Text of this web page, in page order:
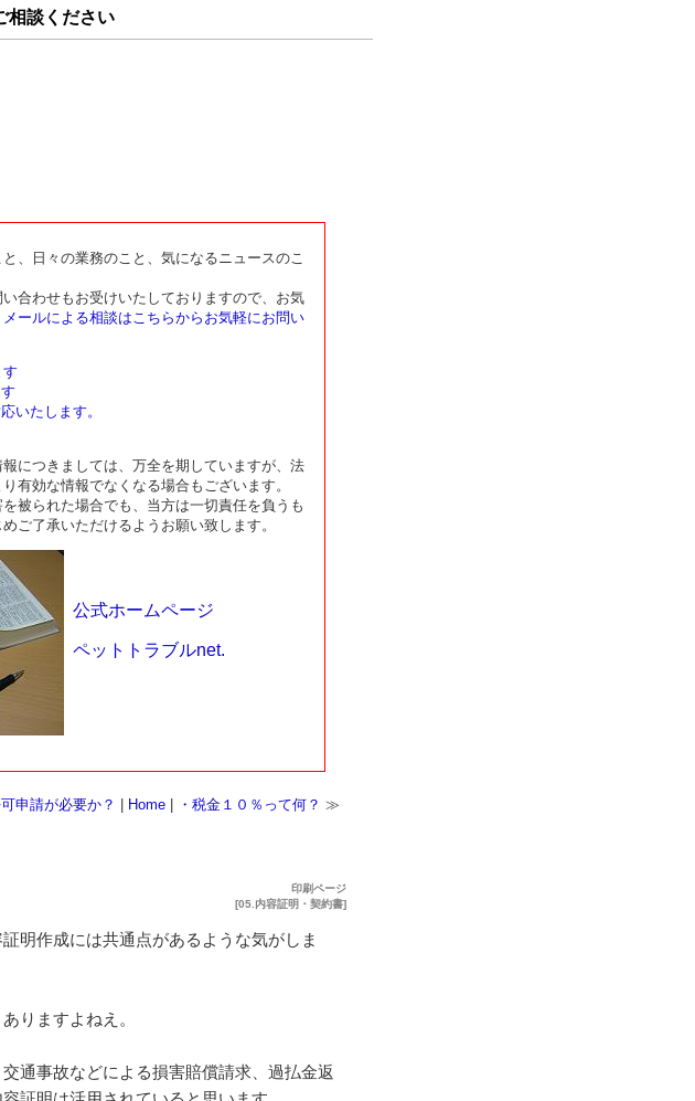
相談ください
、日々の業務のこと、気になるニュースのこ
合わせもお受けいたしておりますので、お気
メールによる相談はこちらからお気軽にお問い
いたします。
につきましては、万全を期していますが、法
有効な情報でなくなる場合もございます。
被られた場合でも、当方は一切責任を負うも
ご了承いただけるようお願い致します。
公式ホームページ
ペットトラブルnet.
申請が必要か？ Home| ・税金１０％って何？ ≫
印刷ページ
[05.内容証明・契約書]
明作成には共通点があるような気がしま
りますよねえ。
通事故などによる損害賠償請求、過払金返